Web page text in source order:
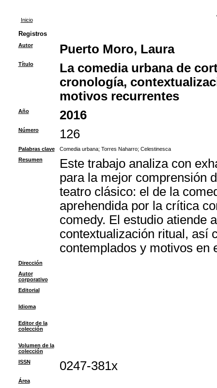
Inicio
Registros
Autor Puerto Moro, Laura
Título
La comedia urbana de
cronología,
motivos recurrentes
Año 2016
Número 126
Palabras clave Comedia urbana; Torres Naharro; Celestinesca
Resumen
Este trabajo analiza con
para la mejor comprensión
teatro clásico: el de la
aprehendida por la crítica
comedy. El estudio atiende
contextualización ritual, así
contemplados y motivos en
Dirección
Autor
corporativo
Editorial
Idioma
Editor de la
colección
Volumen de la
colección
ISSN
0247-381x
Área